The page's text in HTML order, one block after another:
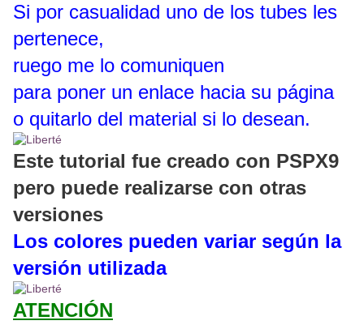
Si por casualidad uno de los tubes les
pertenece,
ruego me lo comuniquen
para poner un enlace hacia su página
o quitarlo del material si lo desean.
Este tutorial fue creado con PSPX9
pero puede realizarse con otras
versiones
Los colores pueden variar según la
versión utilizada
ATENCIÓN